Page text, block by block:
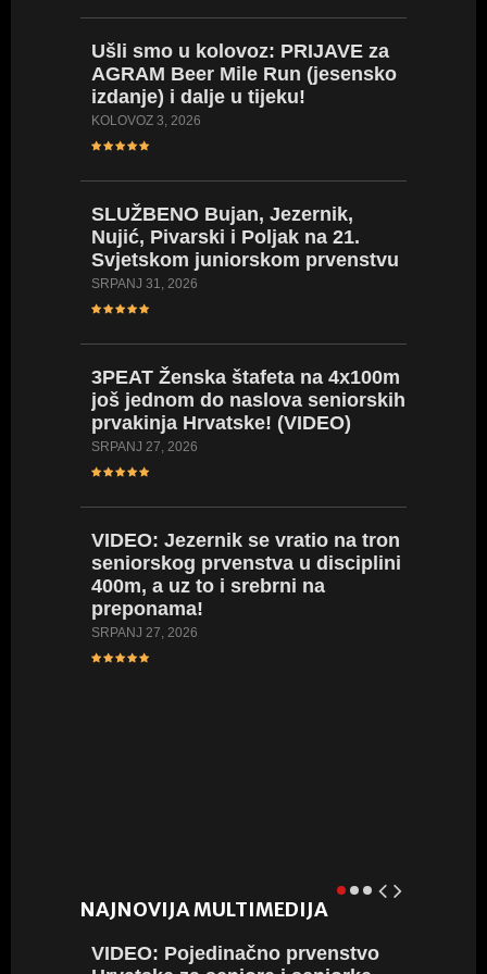
Ušli smo u kolovoz: PRIJAVE za
AGRAM Beer Mile Run (jesensko
izdanje) i dalje u tijeku!
KOLOVOZ 3, 2026
SLUŽBENO Bujan, Jezernik,
Nujić, Pivarski i Poljak na 21.
Svjetskom juniorskom prvenstvu
SRPANJ 31, 2026
3PEAT Ženska štafeta na 4x100m
još jednom do naslova seniorskih
prvakinja Hrvatske! (VIDEO)
SRPANJ 27, 2026
VIDEO: Jezernik se vratio na tron
seniorskog prvenstva u disciplini
400m, a uz to i srebrni na
preponama!
SRPANJ 27, 2026
NAJNOVIJA MULTIMEDIJA
VIDEO: Pojedinačno prvenstvo